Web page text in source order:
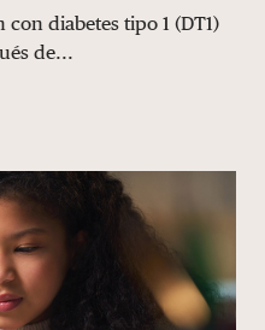
con diabetes tipo 1 (DT1)
de...